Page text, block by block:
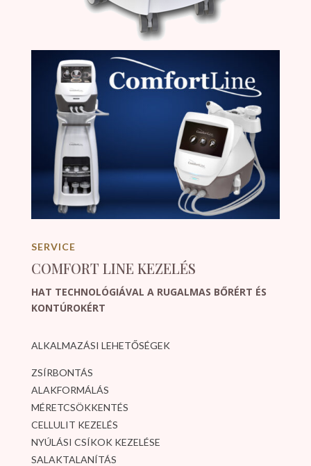
SERVICE
COMFORT LINE KEZELÉS
HAT TECHNOLÓGIÁVAL A RUGALMAS BŐRÉRT ÉS
KONTÚROKÉRT
ALKALMAZÁSI LEHETŐSÉGEK
ZSÍRBONTÁS
ALAKFORMÁLÁS
MÉRETCSÖKKENTÉS
CELLULIT KEZELÉS
NYÚLÁSI CSÍKOK KEZELÉSE
SALAKTALANÍTÁS